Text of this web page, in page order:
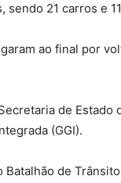
21 carros e
ao final por
de Estado
(GGI).
de